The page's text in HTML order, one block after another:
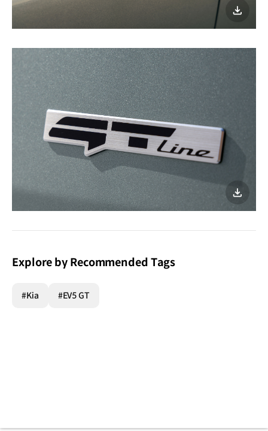
이미지
다운로드
이미지
다운로드
Explore by Recommended Tags
#Kia #EV5 GT